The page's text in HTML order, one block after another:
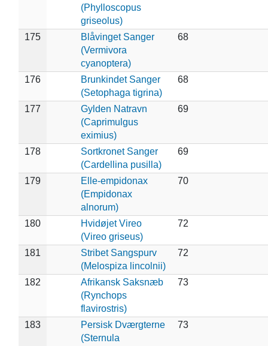
(Phylloscopus
griseolus)
175
Blåvinget Sanger
(Vermivora
cyanoptera)
68
176
Brunkindet Sanger
(Setophaga tigrina)
68
177
Gylden Natravn
(Caprimulgus
eximius)
69
178
Sortkronet Sanger
(Cardellina pusilla)
69
179
Elle-empidonax
(Empidonax
alnorum)
70
180
Hvidøjet Vireo
(Vireo griseus)
72
181
Stribet Sangspurv
(Melospiza lincolnii)
72
182
Afrikansk Saksnæb
(Rynchops
flavirostris)
73
183
Persisk Dværgterne
(Sternula
73